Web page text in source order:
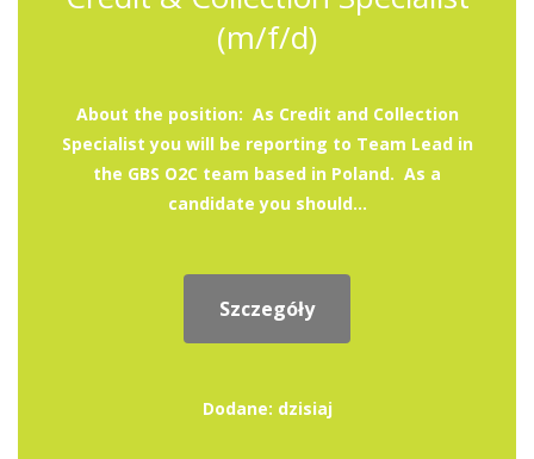
(m/f/d)
About the position: As Credit and Collection
Specialist you will be reporting to Team Lead in
the GBS O2C team based in Poland. As a
candidate you should...
Szczegóły
Dodane: dzisiaj